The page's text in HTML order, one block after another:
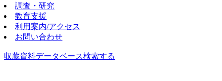
調査・研究
教育支援
利用案内/アクセス
お問い合わせ
収蔵資料データベース検索する